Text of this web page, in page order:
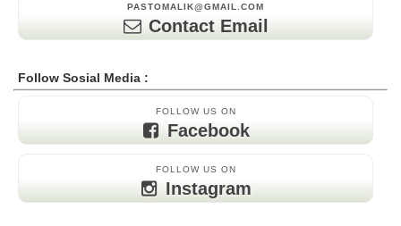
PASTOMALIK@GMAIL.COM
Contact Email
Follow Sosial Media :
FOLLOW US ON
Facebook
FOLLOW US ON
Instagram